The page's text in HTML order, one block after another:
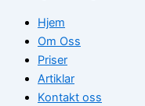
Hjem
Om Oss
Priser
Artiklar
Kontakt oss